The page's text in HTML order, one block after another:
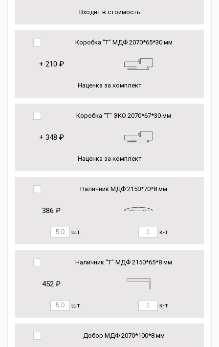
Входит в стоимость
Коробка "Т" МДФ 2070*65*30 мм
+ 210 ₽
Наценка за комплект
Коробка "Т" ЭКО 2070*67*30 мм
+ 348 ₽
Наценка за комплект
Наличник МДФ 2150*70*8 мм
386 ₽
шт. к-т
Наличник "Т" МДФ 2150*65*8 мм
452 ₽
шт. к-т
Добор МДФ 2070*100*8 мм